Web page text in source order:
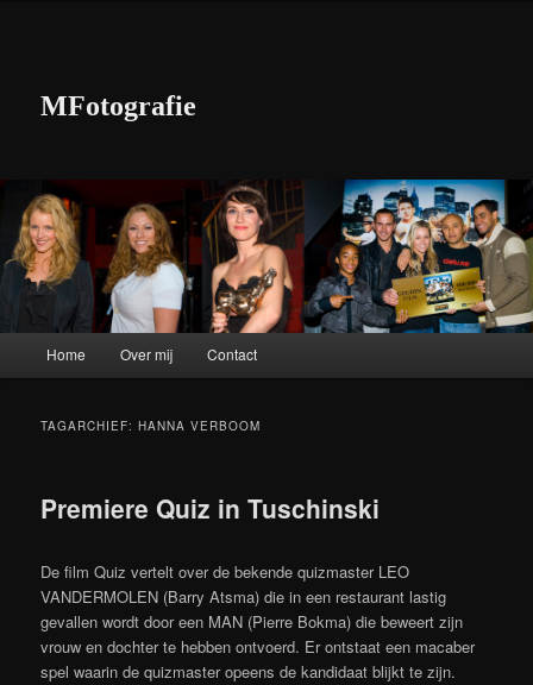
MFotografie
Spring naar de primaire inhoud
Spring naar de secundaire inhoud
Home Over mij Contact
TAGARCHIEF:HANNA VERBOOM
Premiere Quiz in Tuschinski
De film Quiz vertelt over de bekende quizmaster LEO
VANDERMOLEN (Barry Atsma) die in een restaurant lastig
gevallen wordt door een MAN (Pierre Bokma) die beweert zijn
vrouw en dochter te hebben ontvoerd. Er ontstaat een macaber
spel waarin de quizmaster opeens de kandidaat blijkt te zijn.